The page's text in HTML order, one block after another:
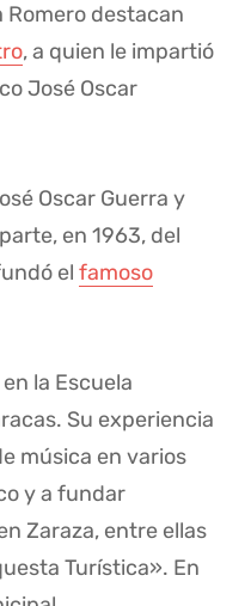
Romero destacan
, a quien le impartió
José Oscar
Oscar Guerra y
en 1963, del
el famoso
la Escuela
Su experiencia
música en varios
y a fundar
Zaraza, entre ellas
Turística». En